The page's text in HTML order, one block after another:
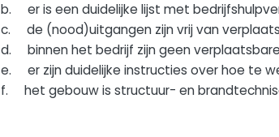
b. er is een duidelijke lijst met
c. de (nood)uitgangen zijn vrij van
d. binnen het bedrijf zijn geen
e. er zijn duidelijke instructies over hoe te
f. het gebouw is structuur- en